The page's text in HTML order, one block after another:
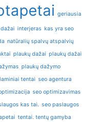
geriausia
interjeras kas yra seo
natūralių spalvų atspalvių
plaukų dažai plaukų dažai
plaukų dažymo
tentai seo agentura
seo optimizavimas
kas tai. seo paslaugos
tentai. tentų gamyba